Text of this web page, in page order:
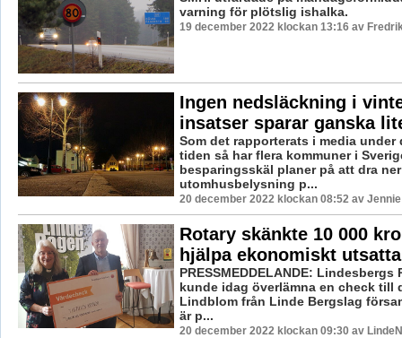
varning för plötslig ishalka.
19 december 2022 klockan 13:16 av
Ingen nedsläckning i
insatser sparar ganska
Som det rapporterats i media under
tiden så har flera kommuner i
besparingsskäl planer på att dra
utomhusbelysning p...
20 december 2022 klockan 08:52 av
Rotary skänkte 10 000
hjälpa ekonomiskt
PRESSMEDDELANDE: Lindesbergs
kunde idag överlämna en check till
Lindblom från Linde Bergslag
är p...
20 december 2022 klockan 09:30 av